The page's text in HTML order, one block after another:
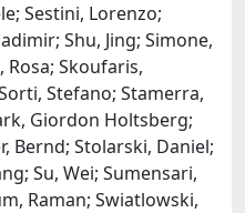
Sestini, Lorenzo;
Shu, Jing; Simone,
Rosa; Skoufaris,
Stefano; Stamerra,
Giordon Holtsberg;
Bernd; Stolarski, Daniel;
Su, Wei; Sumensari,
Raman; Swiatlowski,